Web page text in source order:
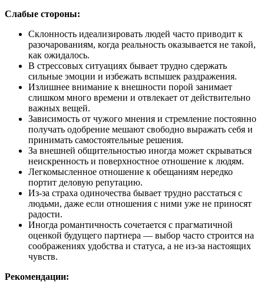
Слабые стороны:
Склонность идеализировать людей часто приводит к
разочарованиям, когда реальность оказывается не такой,
как ожидалось.
В стрессовых ситуациях бывает трудно сдержать
сильные эмоции и избежать вспышек раздражения.
Излишнее внимание к внешности порой занимает
слишком много времени и отвлекает от действительно
важных вещей.
Зависимость от чужого мнения и стремление постоянно
получать одобрение мешают свободно выражать себя и
принимать самостоятельные решения.
За внешней общительностью иногда может скрываться
неискренность и поверхностное отношение к людям.
Легкомысленное отношение к обещаниям нередко
портит деловую репутацию.
Из-за страха одиночества бывает трудно расстаться с
людьми, даже если отношения с ними уже не приносят
радости.
Иногда романтичность сочетается с прагматичной
оценкой будущего партнера — выбор часто строится на
соображениях удобства и статуса, а не из-за настоящих
чувств.
Рекомендации: